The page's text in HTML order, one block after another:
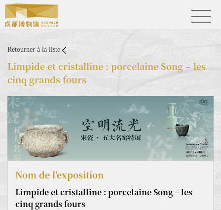
Retourner à la liste
Limpide et cristalline : porcelaine Song – les
cinq grands fours
Nom de l'exposition
Limpide et cristalline : porcelaine Song – les
cinq grands fours